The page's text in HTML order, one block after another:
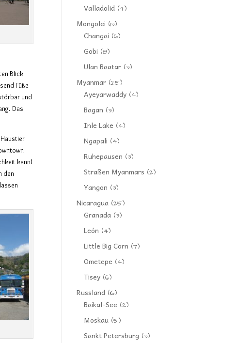
Blick
Füße
und
Das
kann!
den
Valladolid (4)
Mongolei (13)
Changai (6)
Gobi (8)
Ulan Baatar (3)
Myanmar (25)
Ayeyarwaddy (4)
Bagan (3)
Inle Lake (4)
Ngapali (4)
Ruhepausen (3)
Straßen Myanmars (2)
Yangon (3)
Nicaragua (25)
Granada (3)
León (4)
Little Big Corn (7)
Ometepe (4)
Tisey (6)
Russland (16)
Baikal-See (2)
Moskau (5)
Sankt Petersburg (3)